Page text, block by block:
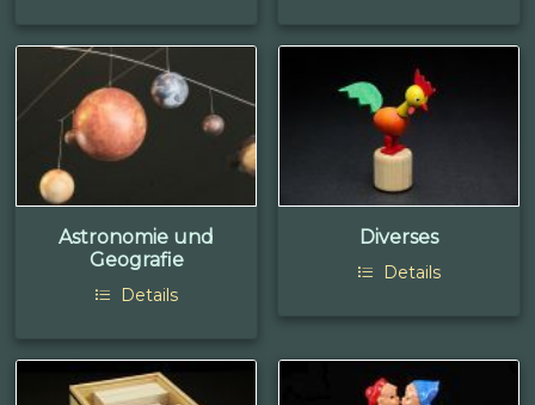
Astronomie und
Geografie
Details
Diverses
Details